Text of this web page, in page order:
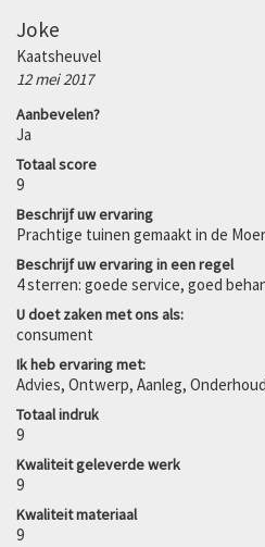
Joke
Kaatsheuvel
12 mei 2017
Aanbevelen?
Ja
Totaal score
9
Beschrijf uw ervaring
Prachtige tuinen gemaakt in de
Beschrijf uw ervaring in een regel
4 sterren: goede service, goed
U doet zaken met ons als:
consument
Ik heb ervaring met:
Advies, Ontwerp, Aanleg,
Totaal indruk
9
Kwaliteit geleverde werk
9
Kwaliteit materiaal
9